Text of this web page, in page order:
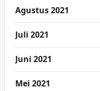
Agustus 2021
Juli 2021
Juni 2021
Mei 2021